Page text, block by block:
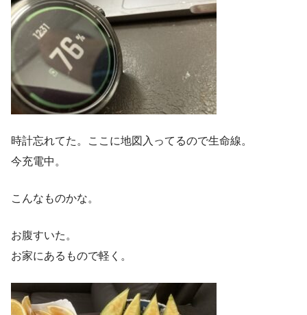
時計忘れてた。ここに地図入ってるので生命線。
今充電中。
こんなものかな。
お腹すいた。
お家にあるもので軽く。